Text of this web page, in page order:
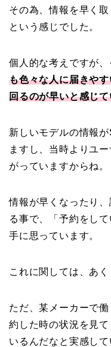
その為、情報を早く
という感じでした。
個人的な考えですが
も色々な人に届きや
回るのが早いと感じ
新しいモデルの情報
ますし、当時よりユ
がっていますからね。
情報が早くなったり
る事で、「予約をし
手に思っています。
これに関しては、あ
ただ、某メーカーで
約した時の状況を見
いるんだなと実感して